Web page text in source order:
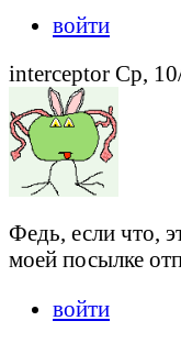
войти
interceptor Ср,
Федь, если что,
моей посылке
войти